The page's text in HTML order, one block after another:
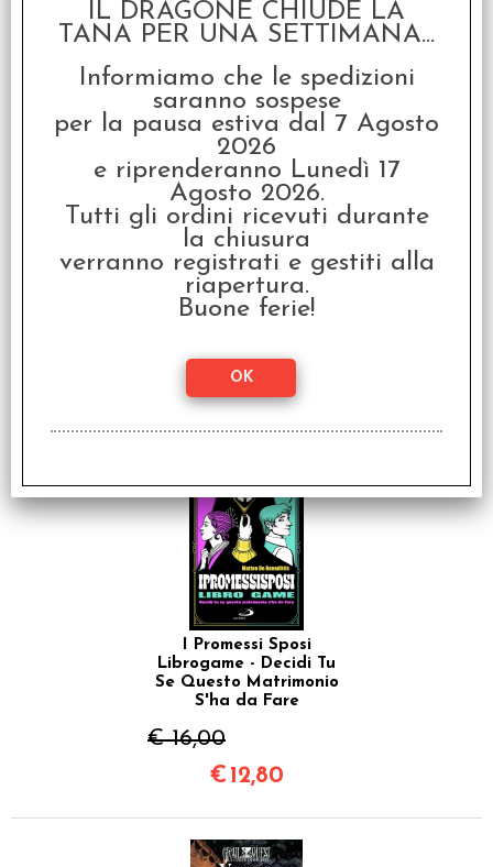
Slasher - Un Gamebook
da Urlo
€19,90
Colline Shamutanti
€19,90
I Promessi Sposi
Librogame - Decidi Tu
Se Questo Matrimonio
S'ha da Fare
€ 16,00
€ 12,80
IL DRAGONE CHIUDE LA
TANA PER UNA SETTIMANA...
Informiamo che le spedizioni
saranno sospese
per la pausa estiva dal 7 Agosto
2026
e riprenderanno Lunedì 17
Agosto 2026.
Tutti gli ordini ricevuti durante
la chiusura
verranno registrati e gestiti alla
riapertura.
Buone ferie!